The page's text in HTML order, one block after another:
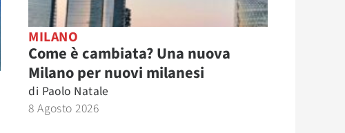
MILANO
Come è cambiata? Una nuova
Milano per nuovi milanesi
di Paolo Natale
8 Agosto 2026